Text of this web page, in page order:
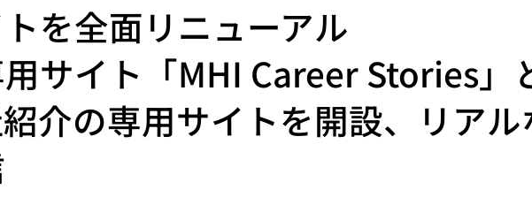
を全面リニューアル
サイト「MHI Career Stories」
介の専用サイトを開設、リアル